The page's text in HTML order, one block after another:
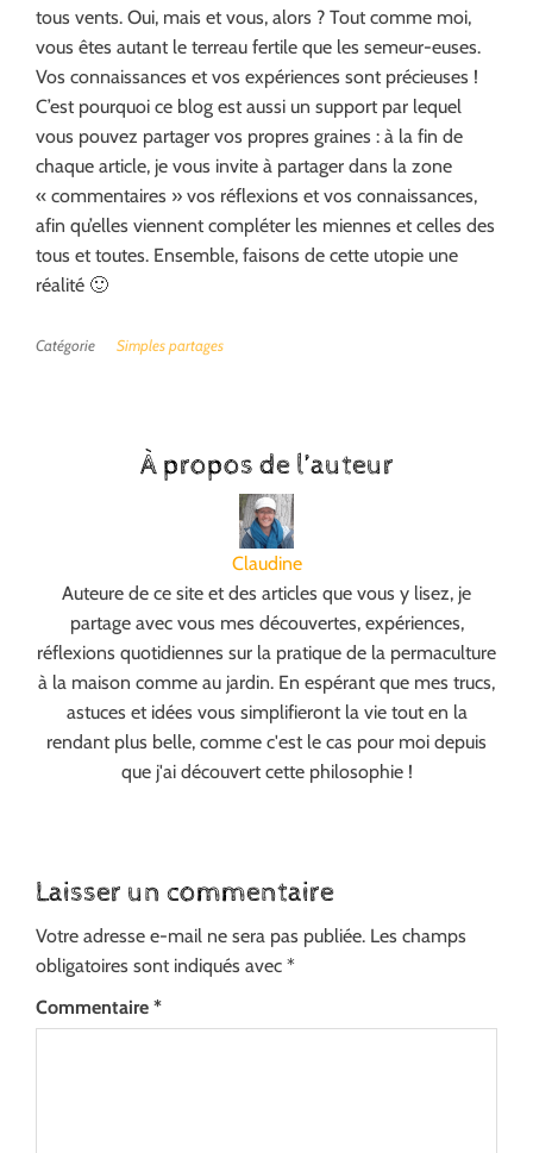
tous vents. Oui, mais et vous, alors ? Tout comme moi,
vous êtes autant le terreau fertile que les semeur-euses.
Vos connaissances et vos expériences sont précieuses !
C’est pourquoi ce blog est aussi un support par lequel
vous pouvez partager vos propres graines : à la fin de
chaque article, je vous invite à partager dans la zone
« commentaires » vos réflexions et vos connaissances,
afin qu’elles viennent compléter les miennes et celles des
tous et toutes. Ensemble, faisons de cette utopie une
réalité 🙂
Catégorie Simples partages
À propos de l’auteur
Claudine
Auteure de ce site et des articles que vous y lisez, je
partage avec vous mes découvertes, expériences,
réflexions quotidiennes sur la pratique de la permaculture
à la maison comme au jardin. En espérant que mes trucs,
astuces et idées vous simplifieront la vie tout en la
rendant plus belle, comme c'est le cas pour moi depuis
que j'ai découvert cette philosophie !
Laisser un commentaire
Votre adresse e-mail ne sera pas publiée. Les champs
obligatoires sont indiqués avec *
Commentaire *